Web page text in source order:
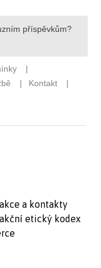
a kontakty
etický kodex